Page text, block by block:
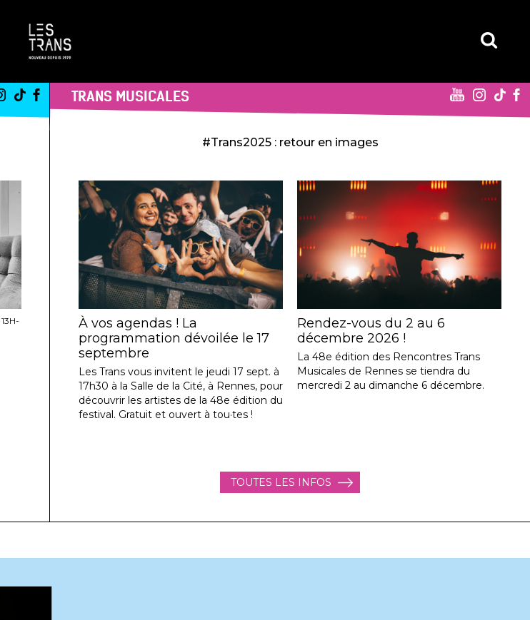
13H-
TRANS MUSICALES
#Trans2025 : retour en images
À vos agendas ! La
programmation dévoilée le 17
septembre
Les Trans vous invitent le jeudi 17 sept. à
17h30 à la Salle de la Cité, à Rennes, pour
découvrir les artistes de la 48e édition du
festival. Gratuit et ouvert à tou·tes !
Rendez-vous du 2 au 6
décembre 2026 !
La 48e édition des Rencontres Trans
Musicales de Rennes se tiendra du
mercredi 2 au dimanche 6 décembre.
TOUTES LES INFOS